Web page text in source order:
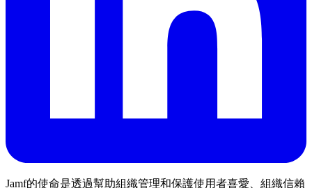
Jamf的使命是透過幫助組織管理和保護使用者喜愛、組織信賴